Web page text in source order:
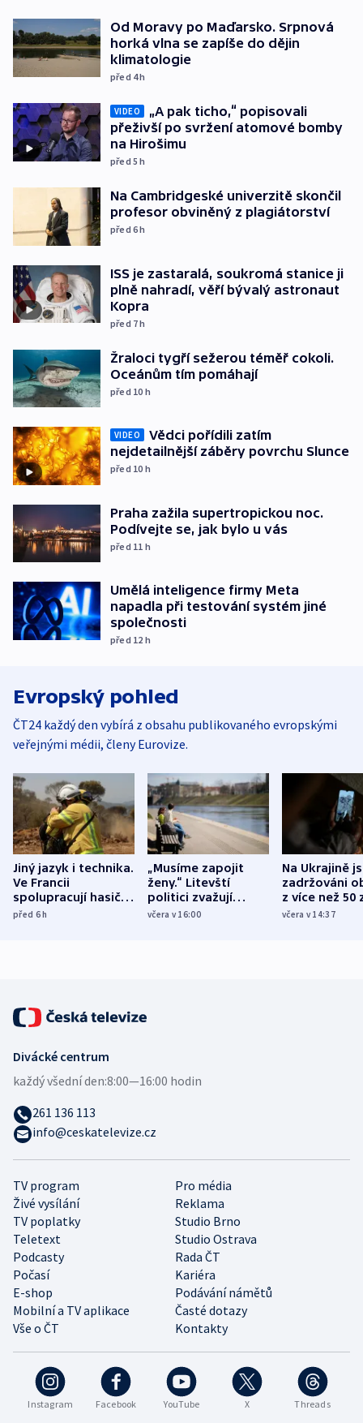
Od Moravy po Maďarsko. Srpnová
horká vlna se zapíše do dějin
klimatologie
před 4h
VIDEO
„A pak ticho,“ popisovali
přeživší po svržení atomové bomby
na Hirošimu
před 5h
Na Cambridgeské univerzitě skončil
profesor obviněný z plagiátorství
před 6h
ISS je zastaralá, soukromá stanice ji
plně nahradí, věří bývalý astronaut
Kopra
před 7h
Žraloci tygří sežerou téměř cokoli.
Oceánům tím pomáhají
před 10 h
VIDEO
Vědci pořídili zatím
nejdetailnější záběry povrchu Slunce
před 10 h
Praha zažila supertropickou noc.
Podívejte se, jak bylo u vás
před 11 h
Umělá inteligence firmy Meta
napadla při testování systém jiné
společnosti
před 12 h
Evropský pohled
ČT24 každý den vybírá z obsahu publikovaného evropskými
veřejnými médii, členy Eurovize.
Jiný jazyk i technika.
Ve Francii
spolupracují hasiči z
různých zemí
před 6h
„Musíme zapojit
ženy.“ Litevští
politici zvažují
dohodu o
včera v 16:00
Na Ukrajině
zadržováni
z více než 50
Bojovali na
včera v 14:37
Instagram Facebook YouTube X Threads
TV program
Pro média
Živé vysílání
Reklama
TV poplatky
Studio Brno
Teletext
Studio Ostrava
Podcasty
Rada ČT
Počasí
Kariéra
E-shop
Podávání námětů
Mobilní a TV aplikace
Časté dotazy
Vše o ČT
Kontakty
Divácké centrum
každý všední den:8:00—16:00 hodin
261 136 113
info@ceskatelevize.cz